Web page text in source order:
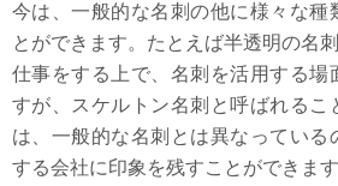
今は、一般的な名刺の他に様々な種
とができます。たとえば半透明の名刺
仕事をする上で、名刺を活用する場
すが、スケルトン名刺と呼ばれるこ
は、一般的な名刺とは異なっている
する会社に印象を残すことができます